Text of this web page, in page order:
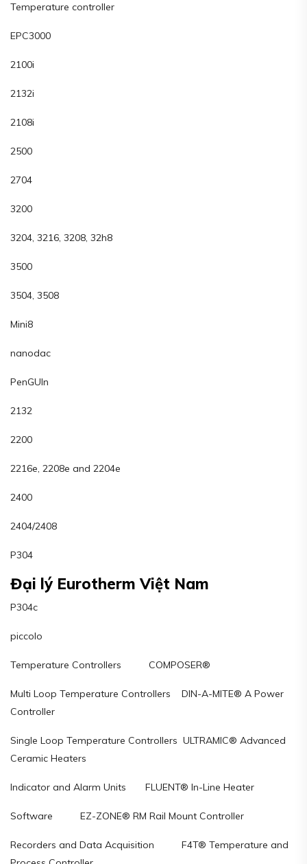
Temperature controller
EPC3000
2100i
2132i
2108i
2500
2704
3200
3204, 3216, 3208, 32h8
3500
3504, 3508
Mini8
nanodac
PenGUIn
2132
2200
2216e, 2208e and 2204e
2400
2404/2408
P304
Đại lý Eurotherm Việt Nam
P304c
piccolo
Temperature Controllers COMPOSER®
Multi Loop Temperature Controllers DIN-A-MITE® A Power
Controller
Single Loop Temperature Controllers ULTRAMIC® Advanced
Ceramic Heaters
Indicator and Alarm Units FLUENT® In-Line Heater
Software EZ-ZONE® RM Rail Mount Controller
Recorders and Data Acquisition F4T® Temperature and